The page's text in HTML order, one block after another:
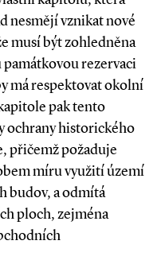
nesmějí vznikat nové
musí být zohledněna
památkovou rezervaci
má respektovat okolní
pak tento
ochrany historického
přičemž požaduje
míru využití území
budov, a odmítá
ploch, zejména